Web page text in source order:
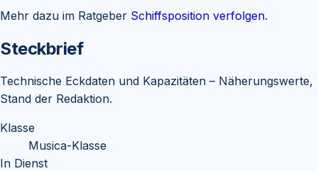
Mehr dazu im Ratgeber Schiffsposition verfolgen.
Steckbrief
Technische Eckdaten und Kapazitäten – Näherungswerte,
Stand der Redaktion.
Klasse
Musica-Klasse
In Dienst